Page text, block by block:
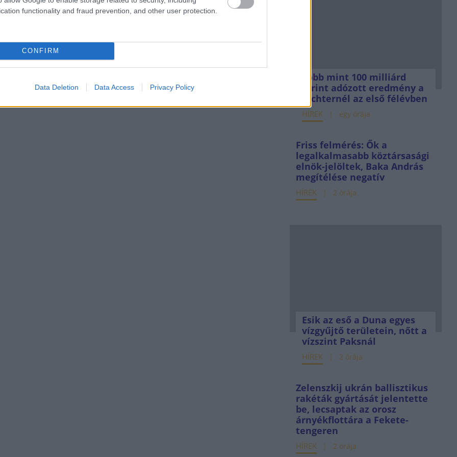
functionality and fraud prevention, and other user protection.
CONFIRM
Data Deletion Data Access Privacy Policy
Több mint 100 milliárd
forint adózott eredmény a
Richternél az első félévben
HÍREK egy órája
Friss felmérés: Ők a
legalkalmasabb köztársasági
elnök-jelöltek, Baka András
megítélése negatív
HÍREK 2 órája
Esik az eső a Duna egyes
vízgyűjtő területein, nőtt a
vízszint Paksnál
HÍREK 2 órája
Zelenszkij ukrán ballisztikus
rakéták gyártását jelentette
be, lecsaptak az orosz
árnyékflottára a Fekete-
tengeren
HÍREK 2 órája